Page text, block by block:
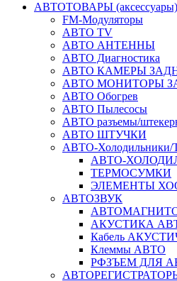
АВТОТОВАРЫ (аксессуары)
FM-Модуляторы
АВТО TV
АВТО АНТЕННЫ
АВТО Диагностика
АВТО КАМЕРЫ
АВТО МОНИТОРЫ
АВТО Обогрев
АВТО Пылесосы
АВТО разъемы/
АВТО ШТУЧКИ
АВТО-
АВТО-
ТЕРМОСУМКИ
ЭЛЕМЕНТЫ
АВТОЗВУК
АКУСТИКА
Кабель
Клеммы АВТО
РФЗЪЕМ ДЛЯ